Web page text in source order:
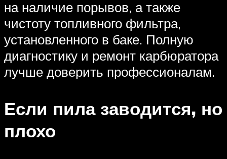
на наличие порывов, а также
чистоту топливного фильтра,
установленного в баке. Полную
диагностику и ремонт карбюратора
лучше доверить профессионалам.
Если пила заводится, но
плохо